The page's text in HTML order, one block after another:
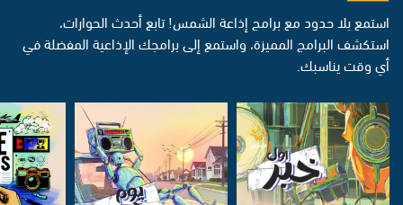
استمع بلا حدود مع برامج إذاعة الشمس! تابع أحدث الحوارات،
استكشف البرامج المميزة، واستمع إلى برامجك الإذاعية المفضلة في
أي وقت يناسبك.